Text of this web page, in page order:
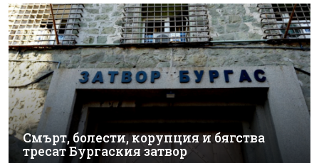
Смърт, болести, корупция и бягства
тресат Бургаския затвор